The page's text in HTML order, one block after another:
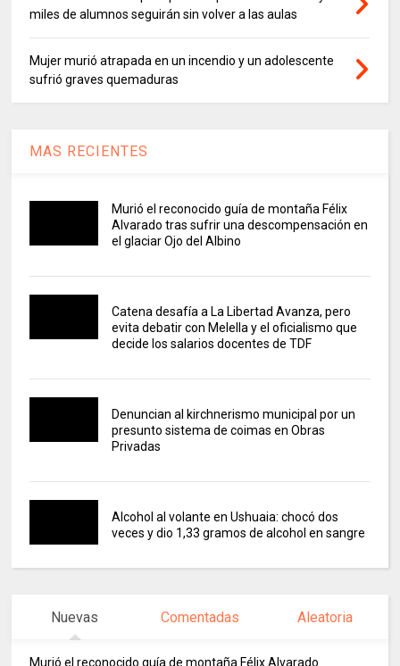
miles de alumnos seguirán sin volver a las aulas
Mujer murió atrapada en un incendio y un adolescente
sufrió graves quemaduras
MAS RECIENTES
Murió el reconocido guía de montaña Félix
Alvarado tras sufrir una descompensación en
el glaciar Ojo del Albino
Catena desafía a La Libertad Avanza, pero
evita debatir con Melella y el oficialismo que
decide los salarios docentes de TDF
Denuncian al kirchnerismo municipal por un
presunto sistema de coimas en Obras
Privadas
Alcohol al volante en Ushuaia: chocó dos
veces y dio 1,33 gramos de alcohol en sangre
Nuevas Comentadas Aleatoria
Murió el reconocido guía de montaña Félix Alvarado